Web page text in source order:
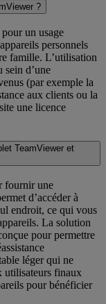
?
un usage
personnels
famille. L’utilisation
sein d’une
(par exemple la
aux clients ou la
une licence
TeamViewer et
fournir une
d’accéder à
endroit, ce qui vous
La solution
pour permettre
léger qui ne
utilisateurs finaux
pour bénéficier